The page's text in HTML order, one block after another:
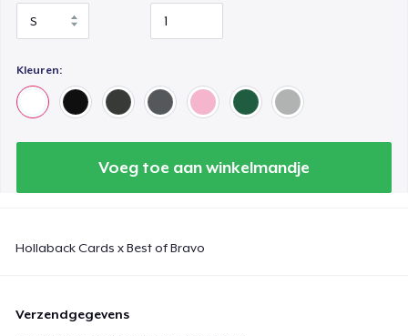
Kleuren:
Voeg toe aan winkelmandje
Hollaback Cards x Best of Bravo
Verzendgegevens